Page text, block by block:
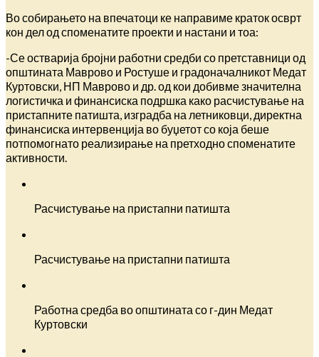
Во собирањето на впечатоци ке направиме краток осврт
кон дел од споменатите проекти и настани и тоа:
-Се остварија бројни работни средби со претставници од
општината Маврово и Ростуше и градоначалникот Медат
Куртовски, НП Маврово и др. од кои добивме значителна
логистичка и финансиска подршка како расчистување на
пристапните патишта, изградба на летниковци, директна
финансиска интервенција во буџетот со која беше
потпомогнато реализирање на претходно споменатите
активности.
Расчистување на пристапни патишта
Расчистување на пристапни патишта
Работна средба во општината со г-дин Медат
Куртовски